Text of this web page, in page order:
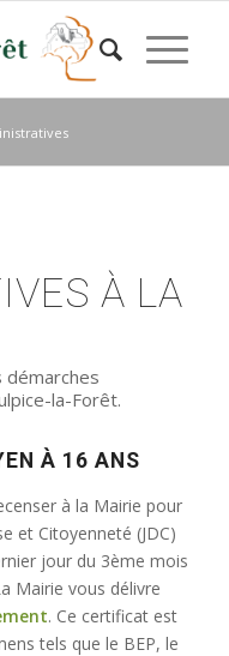
À LA
la-Forêt.
À 16 ANS
à la Mairie pour
et Citoyenneté (JDC)
jour du 3ème mois
Mairie vous délivre
. Ce certificat est
tels que le BEP, le